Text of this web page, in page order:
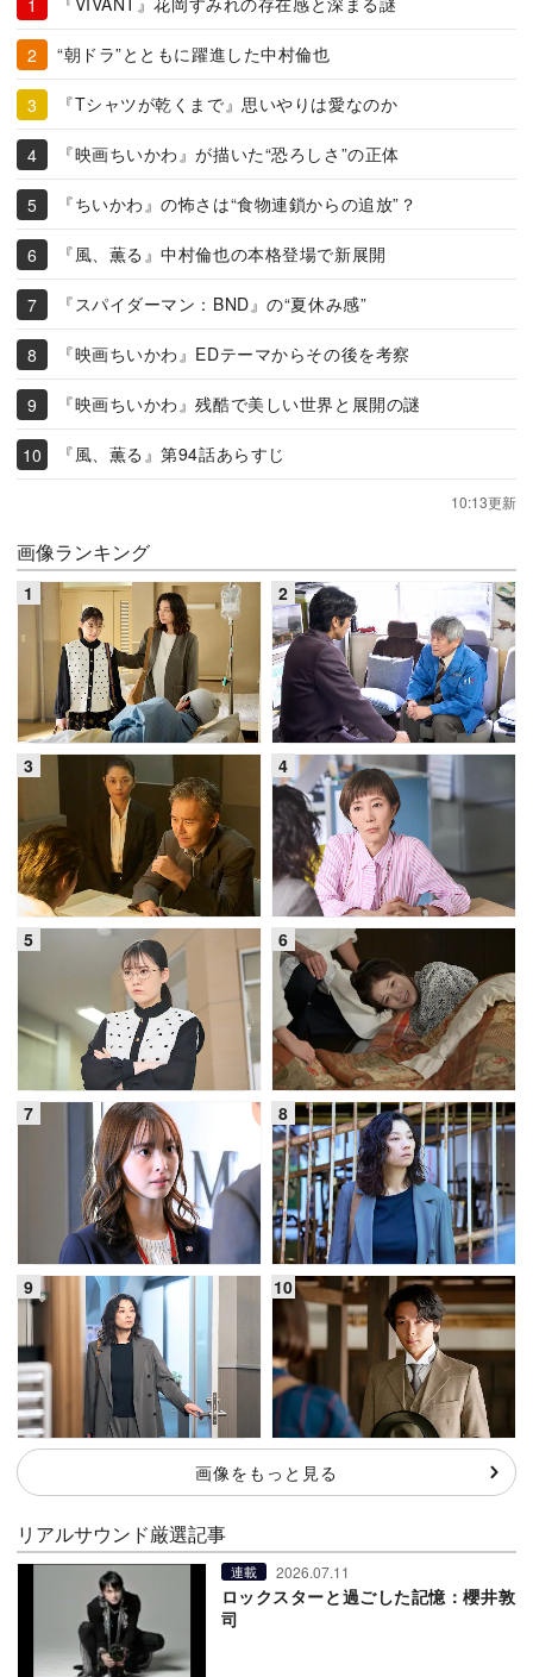
“朝ドラ”とともに躍進した中村倫也
『Tシャツが乾くまで』思いやりは愛なのか
『映画ちいかわ』が描いた“恐ろしさ”の正体
『ちいかわ』の怖さは“食物連鎖からの追放”？
『風、薫る』中村倫也の本格登場で新展開
『スパイダーマン：BND』の“夏休み感”
『映画ちいかわ』EDテーマからその後を考察
『映画ちいかわ』残酷で美しい世界と展開の謎
『風、薫る』第94話あらすじ
10:13更新
画像ランキング
画像をもっと見る
リアルサウンド厳選記事
連載 2026.07.11
ロックスターと過ごした記憶：櫻井敦
司